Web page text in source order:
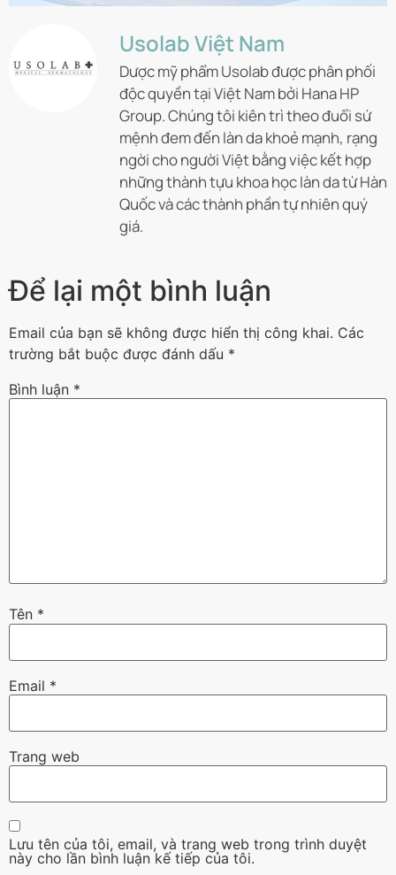
Usolab Việt Nam
Dược mỹ phẩm Usolab được phân phối
độc quyền tại Việt Nam bởi Hana HP
Group. Chúng tôi kiên trì theo đuổi sứ
mệnh đem đến làn da khoẻ mạnh, rạng
ngời cho người Việt bằng việc kết hợp
những thành tựu khoa học làn da từ Hàn
Quốc và các thành phần tự nhiên quý
giá.
Để lại một bình luận
Email của bạn sẽ không được hiển thị công khai. Các
trường bắt buộc được đánh dấu *
Bình luận *
Tên *
Email *
Trang web
Lưu tên của tôi, email, và trang web trong trình duyệt
này cho lần bình luận kế tiếp của tôi.